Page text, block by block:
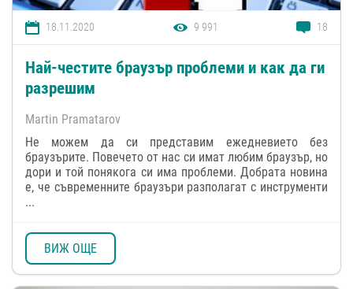
18.11.2020 9 991 18
Най-честите браузър проблеми и как да ги
разрешим
Martin Pramatarov
Не можем да си представим ежедневието без
браузърите. Повечето от нас си имат любим браузър, но
дори и той понякога си има проблеми. Добрата новина
е, че съвременните браузъри разполагат с инструменти
...
ВИЖ ОЩЕ